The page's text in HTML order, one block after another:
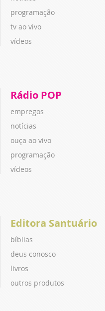
programação
tv ao vivo
vídeos
Rádio POP
empregos
notícias
ouça ao vivo
programação
vídeos
Editora Santuário
bíblias
deus conosco
livros
outros produtos